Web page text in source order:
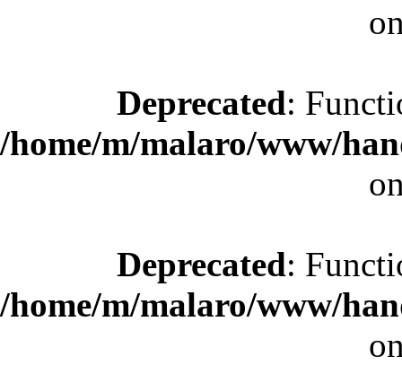
Deprecated:
/home/m/malaro/www/
Deprecated:
/home/m/malaro/www/